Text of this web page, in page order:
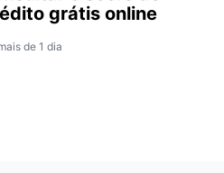
grátis online
de 1 dia